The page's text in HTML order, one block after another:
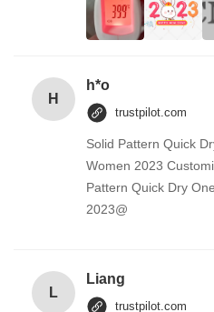
H
h*o
trustpilot.com
Solid Pattern Quick
Women 2023
Pattern Quick Dry
2023@
L
Liang
trustpilot.com